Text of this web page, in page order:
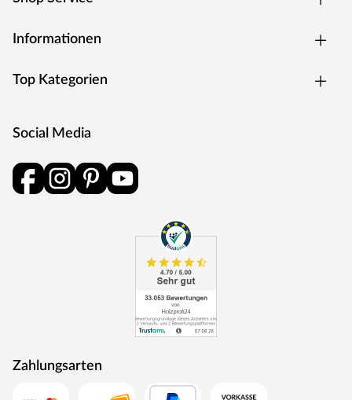
Informationen
Top Kategorien
Social Media
Zahlungsarten